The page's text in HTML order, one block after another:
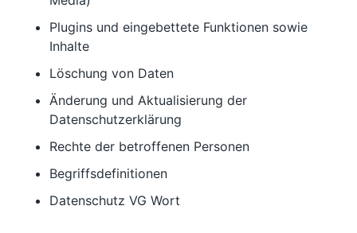
Plugins und eingebettete Funktionen sowie
Inhalte
Löschung von Daten
Änderung und Aktualisierung der
Datenschutzerklärung
Rechte der betroffenen Personen
Begriffsdefinitionen
Datenschutz VG Wort